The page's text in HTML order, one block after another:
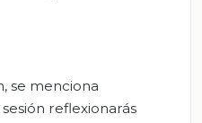
se menciona
reflexionarás